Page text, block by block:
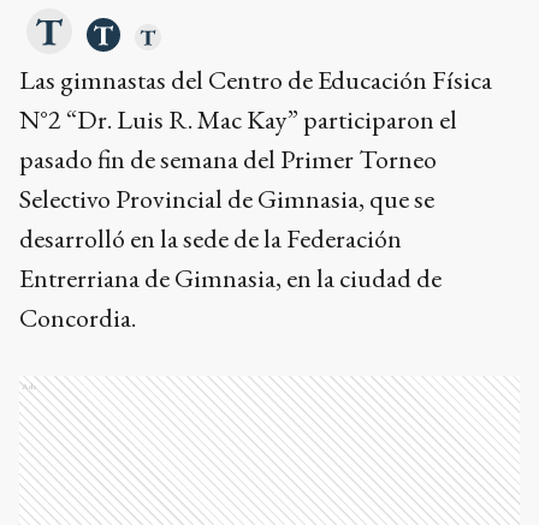
Las gimnastas del Centro de Educación Física
N°2 “Dr. Luis R. Mac Kay” participaron el
pasado fin de semana del Primer Torneo
Selectivo Provincial de Gimnasia, que se
desarrolló en la sede de la Federación
Entrerriana de Gimnasia, en la ciudad de
Concordia.
Ads